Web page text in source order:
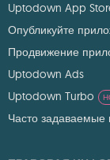
Uptodown App
Опубликуйте
Продвижение
Uptodown Ads
Uptodown Turbo
Часто